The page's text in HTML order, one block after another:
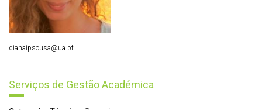
Serviços de Gestão Académica
dianaipsousa@ua.pt